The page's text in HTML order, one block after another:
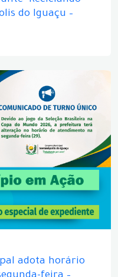
do Iguaçu –
adota horário